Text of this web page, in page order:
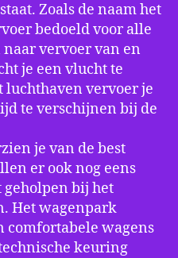
Zoals de naam het
bedoeld voor alle
vervoer van en
je een vlucht te
luchthaven vervoer je
te verschijnen bij de
je van de best
er ook nog eens
geholpen bij het
Het wagenpark
comfortabele wagens
keuring